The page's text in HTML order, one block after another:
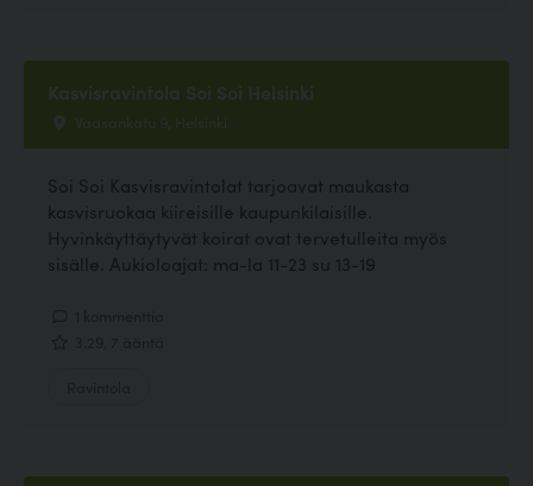
Kasvisravintola Soi Soi Helsinki
Vaasankatu 9, Helsinki
Soi Soi Kasvisravintolat tarjoavat maukasta
kasvisruokaa kiireisille kaupunkilaisille.
Hyvinkäyttäytyvät koirat ovat tervetulleita myös
sisälle. Aukioloajat: ma-la 11-23 su 13-19